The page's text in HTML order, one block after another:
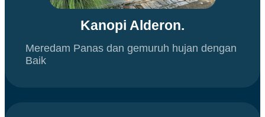
Kanopi Alderon.
Meredam Panas dan gemuruh hujan dengan
Baik